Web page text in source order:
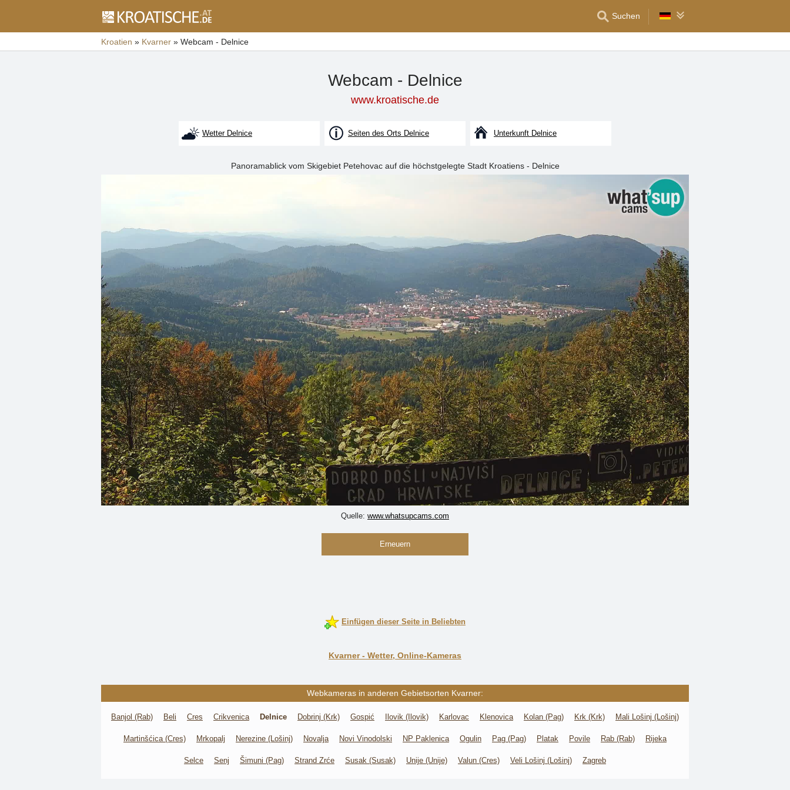
Suchen
Kroatien » Kvarner » Webcam - Delnice
Webcam - Delnice
www.kroatische.de
Wetter Delnice Seiten des Orts Delnice Unterkunft Delnice
Panoramablick vom Skigebiet Petehovac auf die höchstgelegte Stadt Kroatiens - Delnice
Quelle: www.whatsupcams.com
Erneuern
Einfügen dieser Seite in Beliebten
Kvarner - Wetter, Online-Kameras
Webkameras in anderen Gebietsorten Kvarner:
Banjol (Rab) Beli Cres Crikvenica Delnice Dobrinj (Krk) Gospić Ilovik (Ilovik) Karlovac Klenovica Kolan (Pag) Krk (Krk) Mali Lošinj (Lošinj)
Martinšćica (Cres) Mrkopalj Nerezine (Lošinj) Novalja Novi Vinodolski NP Paklenica Ogulin Pag (Pag) Platak Povile Rab (Rab) Rijeka
Selce Senj Šimuni (Pag) Strand Zrće Susak (Susak) Unije (Unije) Valun (Cres) Veli Lošinj (Lošinj) Zagreb